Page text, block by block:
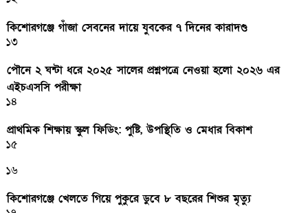
কিশোরগঞ্জে গাঁজা সেবনের দায়ে যুবকের ৭ দিনের কারাদণ্ড
১৩
পৌনে ২ ঘন্টা ধরে ২০২৫ সালের প্রশ্নপত্রে নেওয়া হলো ২০২৬ এর
এইচএসসি পরীক্ষা
১৪
প্রাথমিক শিক্ষায় স্কুল ফিডিং: পুষ্টি, উপস্থিতি ও মেধার বিকাশ
১৫
১৬
কিশোরগঞ্জে খেলতে গিয়ে পুকুরে ডুবে ৮ বছরের শিশুর মৃত্যু